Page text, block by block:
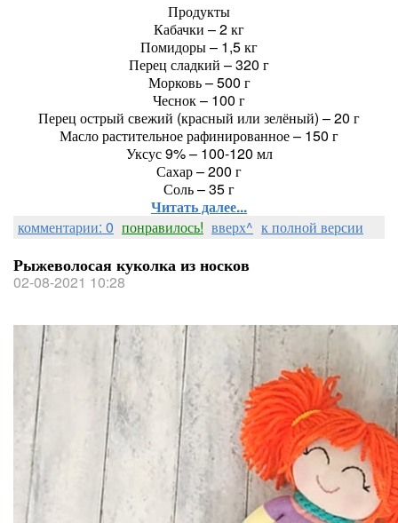
Продукты
Кабачки – 2 кг
Помидоры – 1,5 кг
Перец сладкий – 320 г
Морковь – 500 г
Чеснок – 100 г
Перец острый свежий (красный или зелёный) – 20 г
Масло растительное рафинированное – 150 г
Уксус 9% – 100-120 мл
Сахар – 200 г
Соль – 35 г
Читать далее...
комментарии: 0 понравилось! вверх^ к полной версии
Рыжеволосая куколка из носков
02-08-2021 10:28